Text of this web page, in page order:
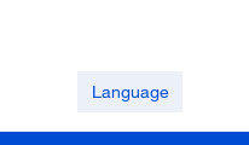
Language